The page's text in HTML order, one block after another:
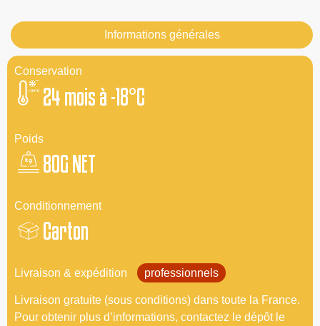
Informations générales
Conservation
24 mois à -18°C
Poids
80G NET
Conditionnement
Carton
Livraison & expédition professionnels
Livraison gratuite (sous conditions) dans toute la France.
Pour obtenir plus d’informations, contactez le dépôt le